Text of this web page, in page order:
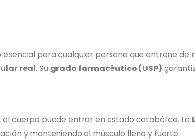
esencial para cualquier persona que entrene de
real. Su grado farmacéutico (USP)
cuerpo puede entrar en estado catabólico. La
y manteniendo el músculo lleno y fuerte.